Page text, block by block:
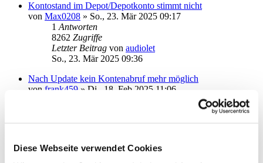
Diese Webseite verwendet Cookies
Kontostand im Depot/Depotkonto stimmt nicht
von Max0208 » So., 23. Mär 2025 09:17
1 Antworten
8262 Zugriffe
Letzter Beitrag von audiolet
So., 23. Mär 2025 09:36
Nach Update kein Kontenabruf mehr möglich
von frank459 » Di., 18. Feb 2025 11:06
Letzter BeitragvonWolf21
USB Chipkartenleser